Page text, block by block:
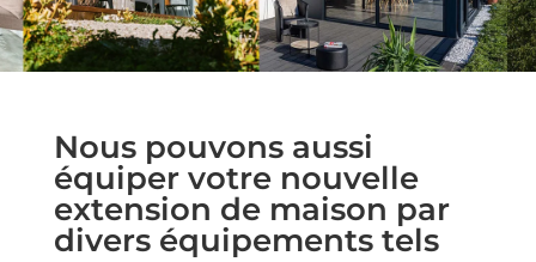
Nous pouvons aussi
équiper votre nouvelle
extension de maison par
divers équipements tels